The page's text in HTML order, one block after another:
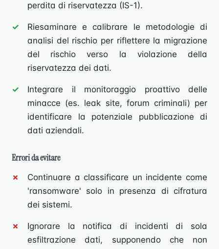
perdita di riservatezza (IS-1).
Riesaminare e calibrare le metodologie di
analisi del rischio per riflettere la migrazione
del rischio verso la violazione della
riservatezza dei dati.
Integrare il monitoraggio proattivo delle
minacce (es. leak site, forum criminali) per
identificare la potenziale pubblicazione di
dati aziendali.
Errori da evitare
Continuare a classificare un incidente come
'ransomware' solo in presenza di cifratura
dei sistemi.
Ignorare la notifica di incidenti di sola
esfiltrazione dati, supponendo che non